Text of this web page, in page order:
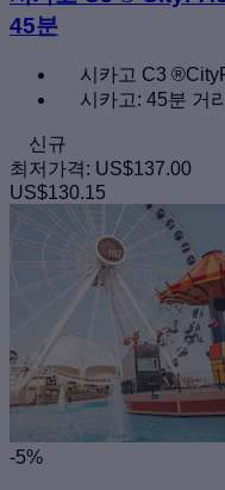
45분
시카고 C3
시카고: 45분 거
신규
최저가격: US$137.00
US$130.15
-5%